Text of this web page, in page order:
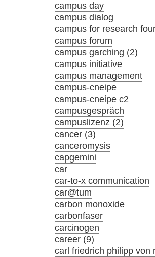
campus day
campus dialog
campus for research
campus forum
campus garching (2)
campus initiative
campus management
campus-cneipe
campus-cneipe c2
campusgespräch
campuslizenz (2)
cancer (3)
canceromysis
capgemini
car
car-to-x communication
car@tum
carbon monoxide
carbonfaser
carcinogen
career (9)
carl friedrich philipp von